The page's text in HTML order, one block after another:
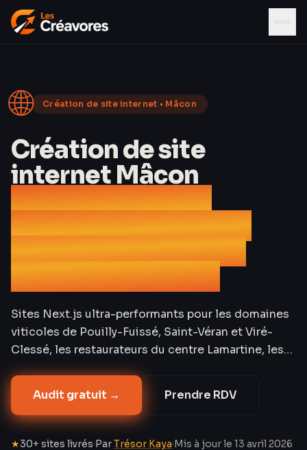
🌐 Création de site internet • Mâcon
Création de site
internet Mâcon
L'agence web du
Mâconnais, Pouilly-
Fuissé Grand Cru et
Roche de Solutré
Sites Next.js ultra-performants pour les domaines
viticoles de Pouilly-Fuissé, Saint-Véran et Viré-
Clessé, les restaurateurs du centre Lamartine, les
hôteliers route des vins et les exposants de la
Foire Nationale des Vins de France. SEO local CA
Mâconnais-Beaujolais 39 communes, AEO natif,
Schema.org viticulture et tourisme. À partir de 1
497 € HT.
Audit gratuit → Prendre RDV
★30+ sites livrés·ParTrésor Kaya·Mis à jour le 13 avril 2026